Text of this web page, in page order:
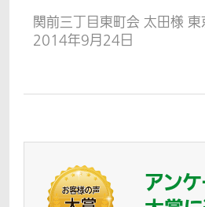
関前三丁目東町会 太田様
2014年9月24日
アンケ